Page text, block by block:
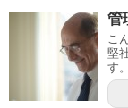
管
こ
堅
す